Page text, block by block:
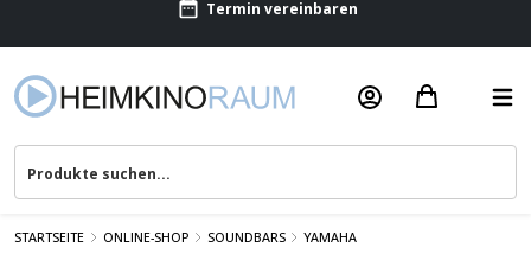
STARTSEITE ONLINE-SHOP SOUNDBARS YAMAHA